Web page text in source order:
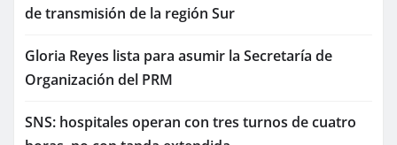
de transmisión de la región Sur
Gloria Reyes lista para asumir la Secretaría de
Organización del PRM
SNS: hospitales operan con tres turnos de cuatro